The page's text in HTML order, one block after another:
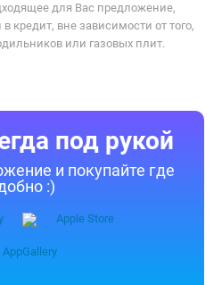
для Вас предложение,
кредит, вне зависимости от того,
или газовых плит.
под рукой
и покупайте где
:)